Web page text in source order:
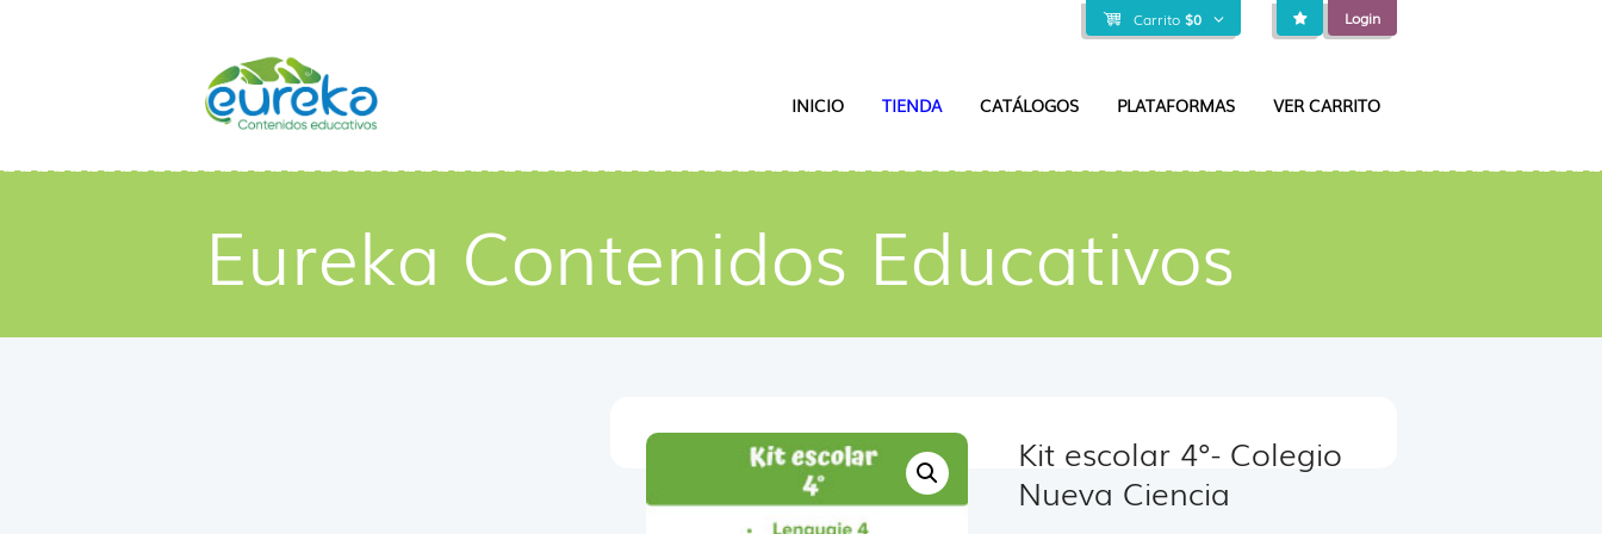
Carrito $0 Login
INICIO TIENDA CATÁLOGOS PLATAFORMAS VER CARRITO
Eureka Contenidos Educativos
Kit escolar 4°- Colegio
Nueva Ciencia